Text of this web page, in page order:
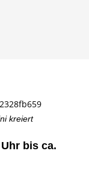
kreiert
bis ca.